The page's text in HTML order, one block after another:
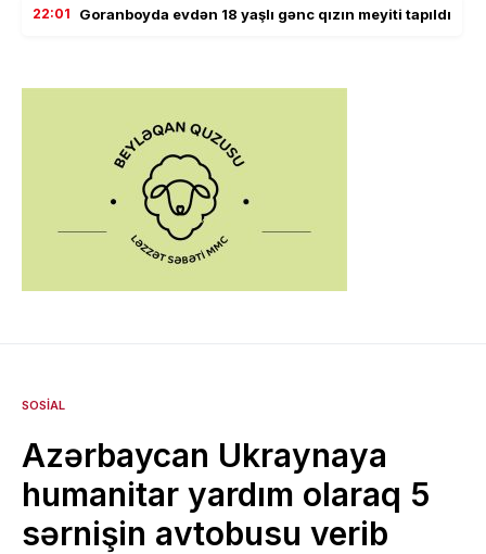
22:01 Goranboyda evdən 18 yaşlı gənc qızın meyiti tapıldı
SOSIAL
Azərbaycan Ukraynaya
humanitar yardım olaraq 5
sərnişin avtobusu verib